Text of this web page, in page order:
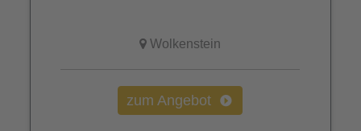
Wolkenstein
zum Angebot